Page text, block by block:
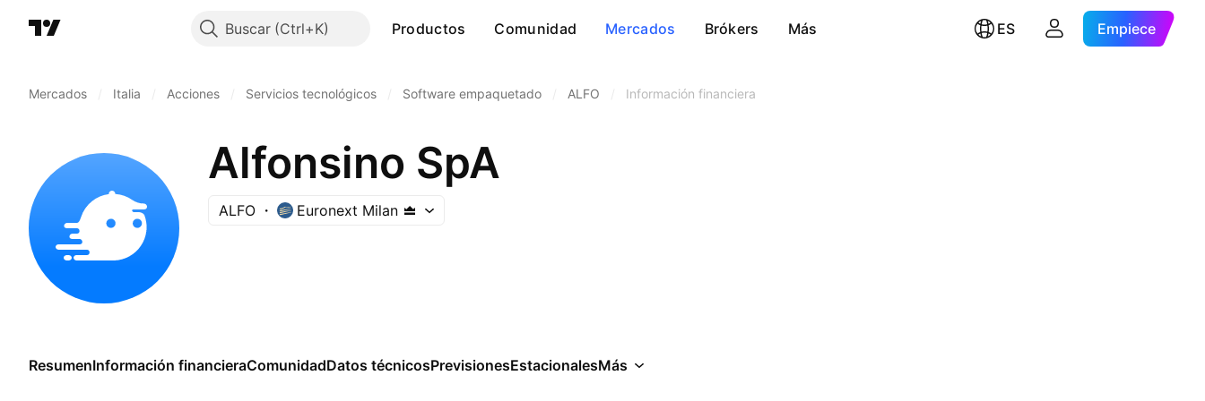
Buscar Productos Comunidad Mercados Brókers Más ES Empiece
Mercados Italia Acciones Servicios tecnológicos Software empaquetado ALFO Información financiera
Alfonsino SpA
ALFO Euronext Milan
ResumenInformación financieraComunidadDatos técnicosPrevisionesEstacionalesMás